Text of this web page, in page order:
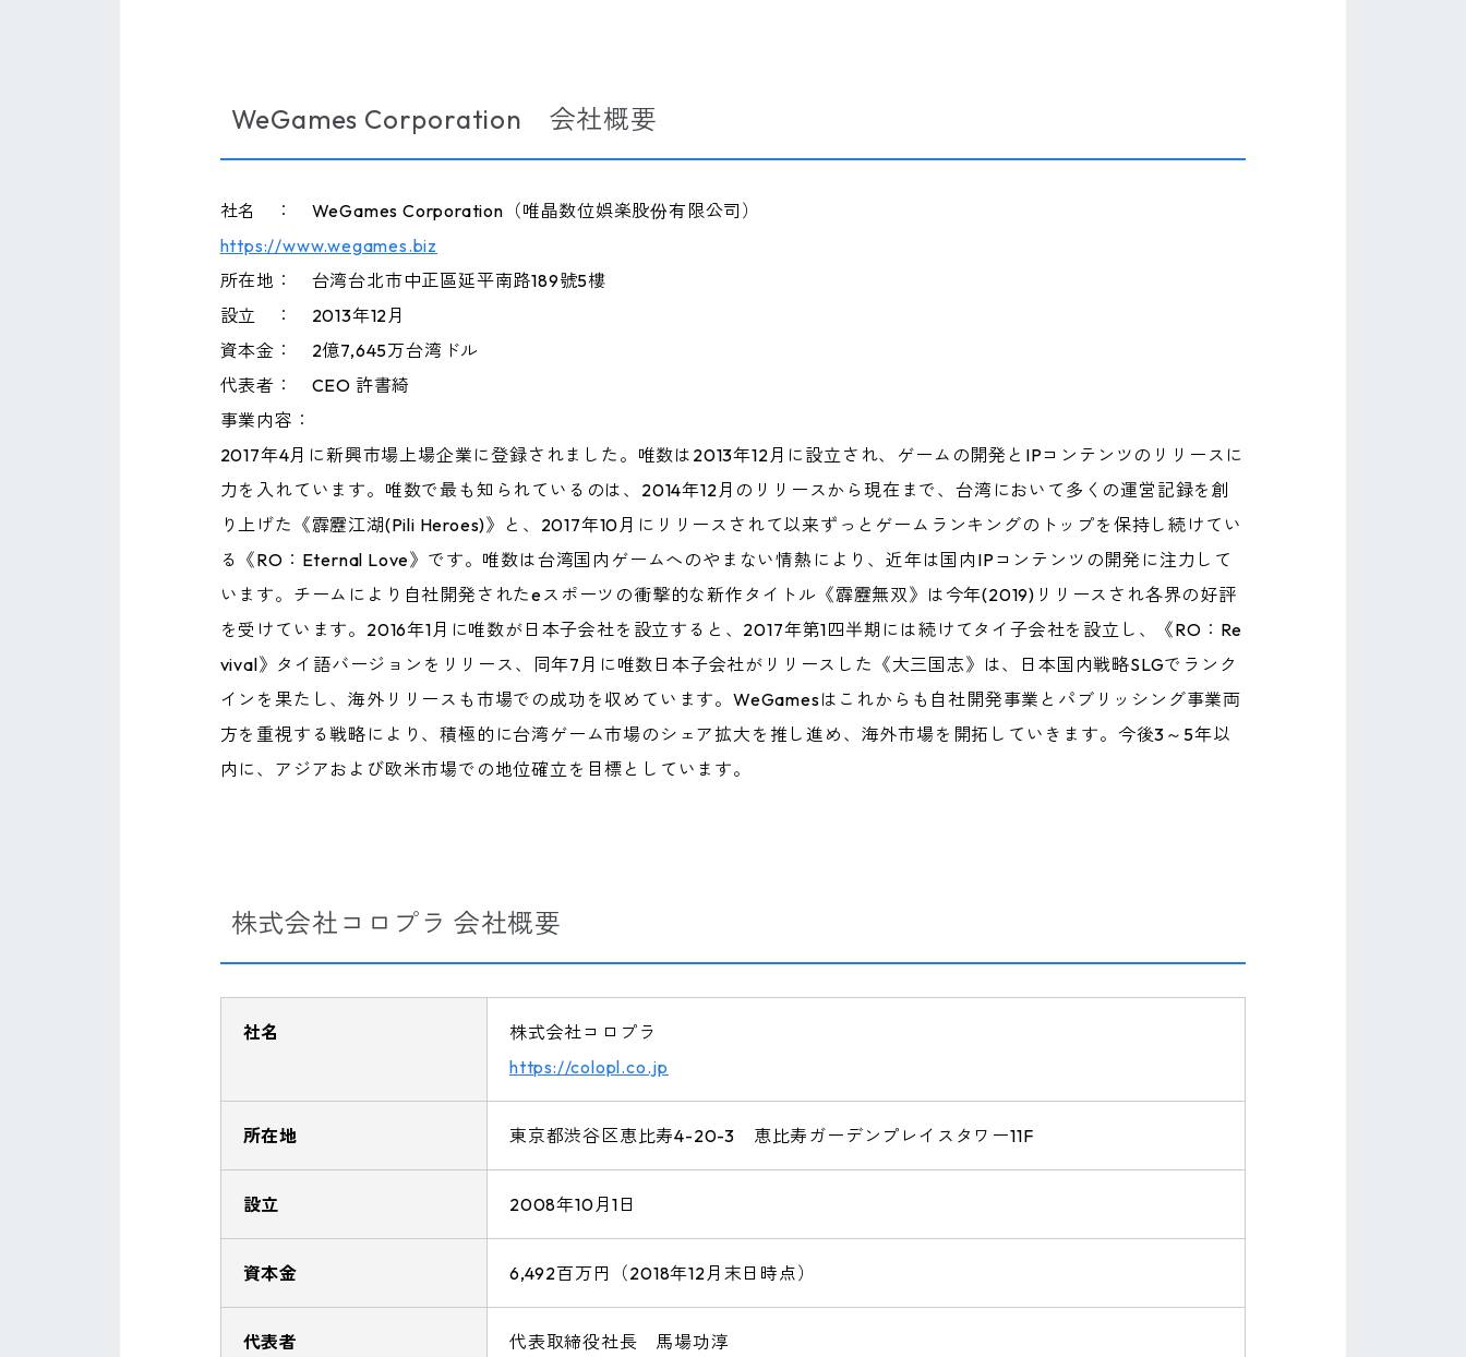
WeGames Corporation 会社概要
社名 ： WeGames Corporation（唯晶数位娯楽股份有限公司）
https://www.wegames.biz
所在地： 台湾台北市中正區延平南路189號5樓
設立 ： 2013年12月
資本金： 2億7,645万台湾ドル
代表者： CEO 許書綺
事業内容：
2017年4月に新興市場上場企業に登録されました。唯数は2013年12月に設立され、ゲームの開発とIPコンテンツのリリースに
力を入れています。唯数で最も知られているのは、2014年12月のリリースから現在まで、台湾において多くの運営記録を創
り上げた《霹靂江湖(Pili Heroes)》と、2017年10月にリリースされて以来ずっとゲームランキングのトップを保持し続けてい
る《RO：Eternal Love》です。唯数は台湾国内ゲームへのやまない情熱により、近年は国内IPコンテンツの開発に注力して
います。チームにより自社開発されたeスポーツの衝撃的な新作タイトル《霹靂無双》は今年(2019)リリースされ各界の好評
を受けています。2016年1月に唯数が日本子会社を設立すると、2017年第1四半期には続けてタイ子会社を設立し、《RO：Re
vival》タイ語バージョンをリリース、同年7月に唯数日本子会社がリリースした《大三国志》は、日本国内戦略SLGでランク
インを果たし、海外リリースも市場での成功を収めています。WeGamesはこれからも自社開発事業とパブリッシング事業両
方を重視する戦略により、積極的に台湾ゲーム市場のシェア拡大を推し進め、海外市場を開拓していきます。今後3～5年以
内に、アジアおよび欧米市場での地位確立を目標としています。
株式会社コロプラ 会社概要
社名
株式会社コロプラ
https://colopl.co.jp
所在地 東京都渋谷区恵比寿4-20-3 恵比寿ガーデンプレイスタワー11F
設立 2008年10月1日
資本金 6,492百万円（2018年12月末日時点）
代表者 代表取締役社長 馬場功淳